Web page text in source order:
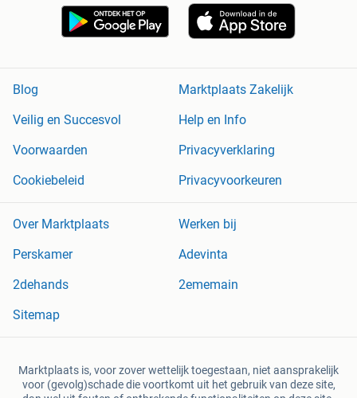
Blog
Marktplaats Zakelijk
Veilig en Succesvol
Help en Info
Voorwaarden
Privacyverklaring
Cookiebeleid
Privacyvoorkeuren
Over Marktplaats
Werken bij
Perskamer
Adevinta
2dehands
2ememain
Sitemap
Marktplaats is, voor zover wettelijk toegestaan, niet aansprakelijk
voor (gevolg)schade die voortkomt uit het gebruik van deze site,